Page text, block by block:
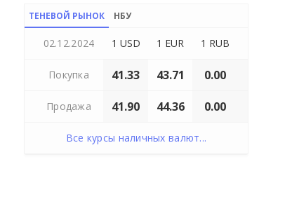
ТЕНЕВОЙ РЫНОК НБУ
02.12.2024 1 USD 1 EUR 1 RUB
Покупка 41.33 43.71 0.00
Продажа 41.90 44.36 0.00
Все курсы наличных валют...